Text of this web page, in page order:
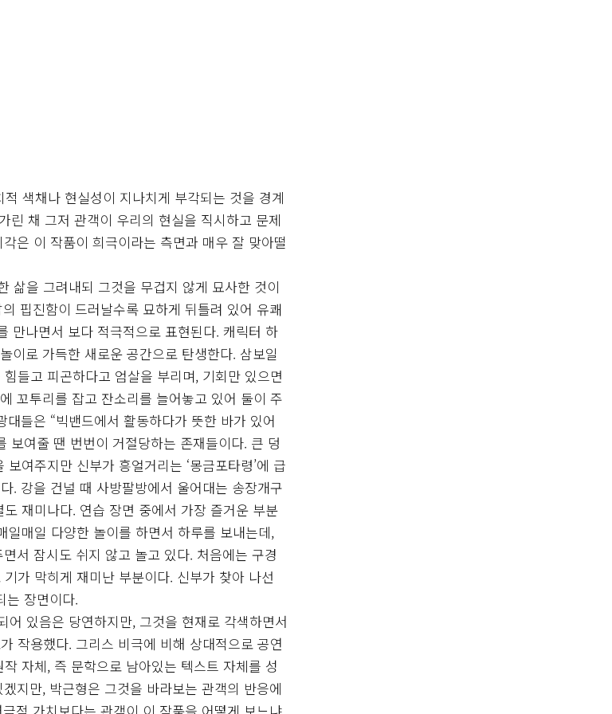
색채나 현실성이 지나치게 부각되는 것을 경계
린 채 그저 관객이 우리의 현실을 직시하고 문제
은 이 작품이 희극이라는 측면과 매우 잘 맞아떨
삶을 그려내되 그것을 무겁지 않게 묘사한 것이
핍진함이 드러날수록 묘하게 뒤틀려 있어 유쾌
만나면서 보다 적극적으로 표현된다. 캐릭터 하
이로 가득한 새로운 공간으로 탄생한다. 삼보일
들고 피곤하다고 엄살을 부리며, 기회만 있으면
꼬투리를 잡고 잔소리를 늘어놓고 있어 둘이 주
들은 “빅밴드에서 활동하다가 뜻한 바가 있어
보여줄 땐 번번이 거절당하는 존재들이다. 큰 덩
여주지만 신부가 흥얼거리는 ‘몽금포타령’에 급
. 강을 건널 때 사방팔방에서 울어대는 송장개구
재미나다. 연습 장면 중에서 가장 즐거운 부분
매일 다양한 놀이를 하면서 하루를 보내는데,
서 잠시도 쉬지 않고 놀고 있다. 처음에는 구경
가 막히게 재미난 부분이다. 신부가 찾아 나선
는 장면이다.
있음은 당연하지만, 그것을 현재로 각색하면서
작용했다. 그리스 비극에 비해 상대적으로 공연
자체, 즉 문학으로 남아있는 텍스트 자체를 성
지만, 박근형은 그것을 바라보는 관객의 반응에